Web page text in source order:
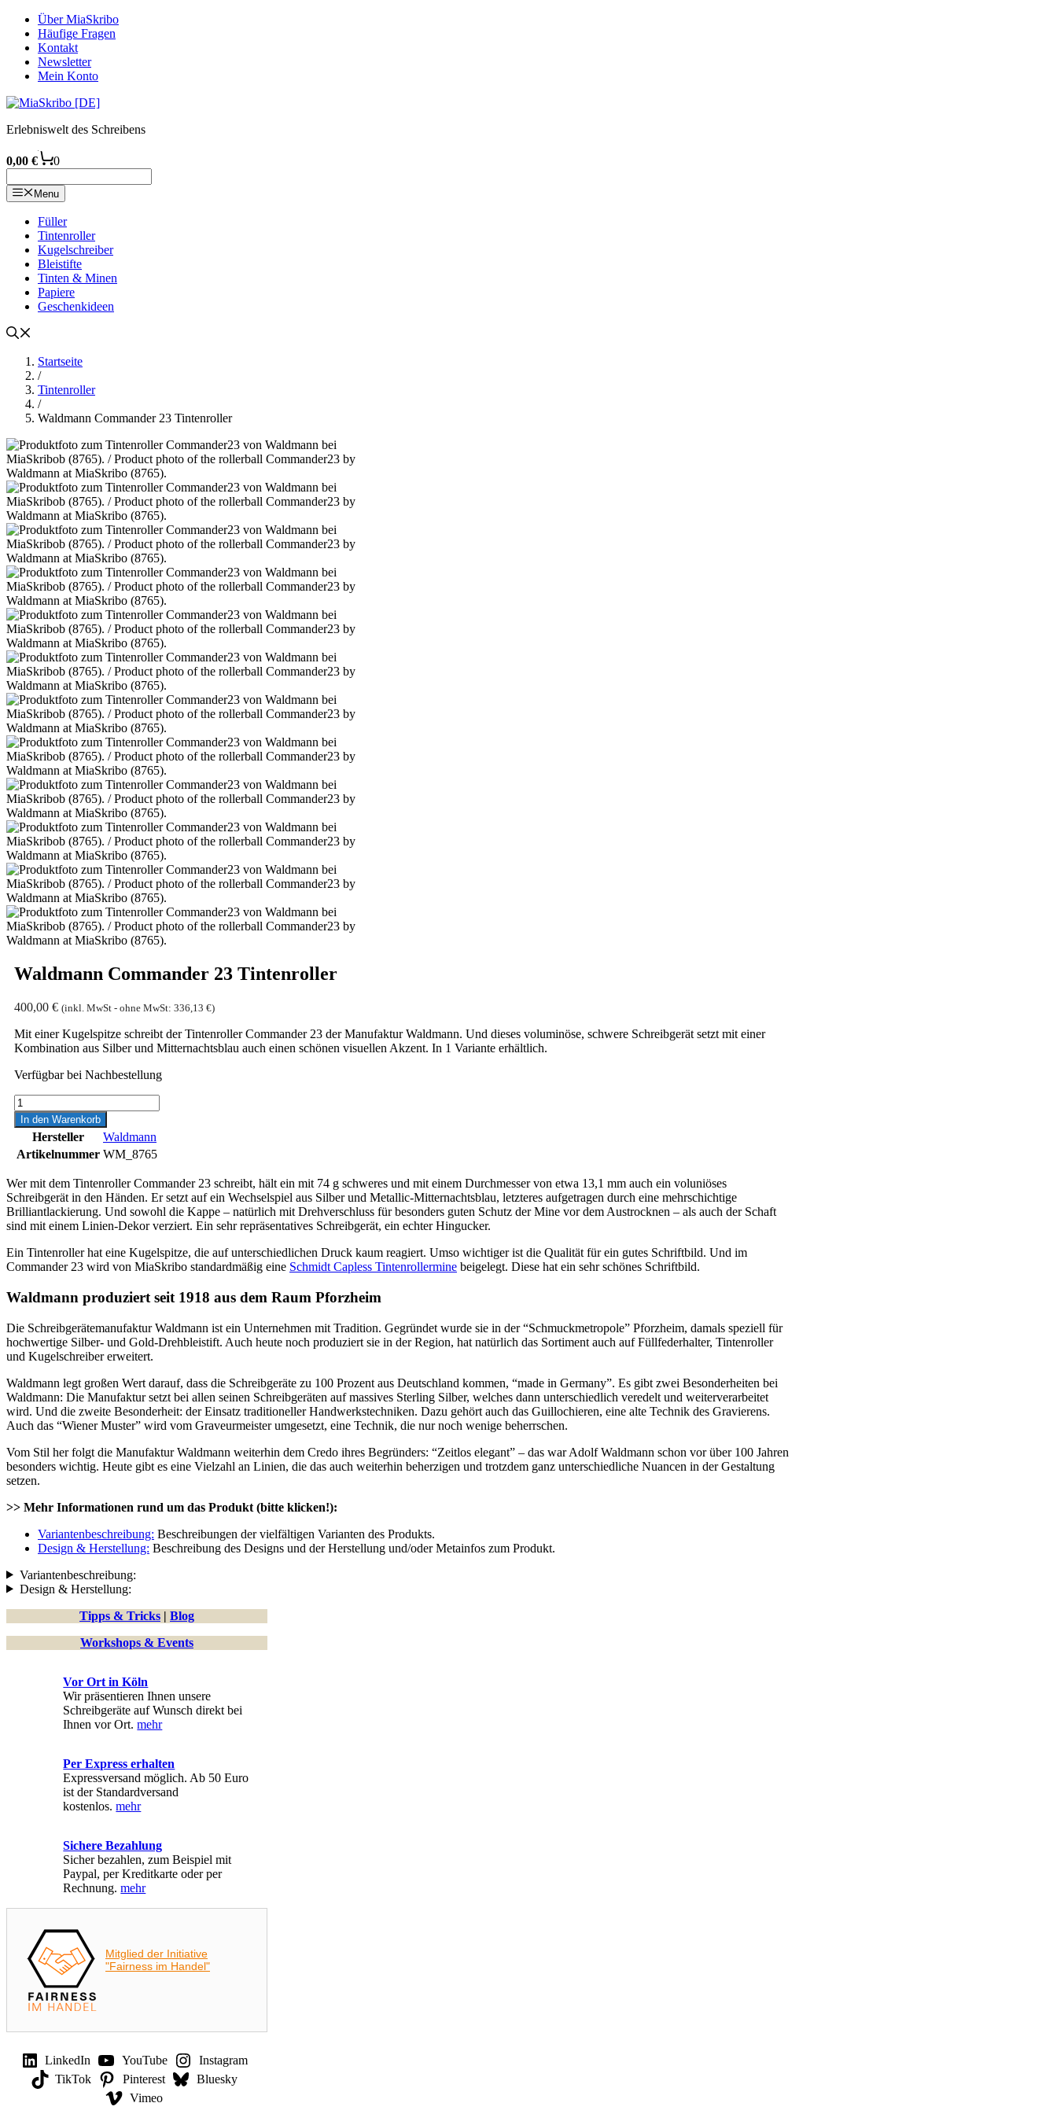
Zum
Inhalt
springen
Über MiaSkribo
Häufige Fragen
Kontakt
Newsletter
Mein Konto
Erlebniswelt des Schreibens
0,00 € 0
Menu
Füller
Tintenroller
Kugelschreiber
Bleistifte
Tinten & Minen
Papiere
Geschenkideen
Startseite
/
Tintenroller
/
Waldmann Commander 23 Tintenroller
Waldmann Commander 23 Tintenroller
400,00 € (inkl. MwSt - ohne MwSt: 336,13 €)
Mit einer Kugelspitze schreibt der Tintenroller Commander 23 der Manufaktur Waldmann. Und dieses voluminöse, schwere Schreibgerät setzt mit einer
Kombination aus Silber und Mitternachtsblau auch einen schönen visuellen Akzent. In 1 Variante erhältlich.
Verfügbar bei Nachbestellung
Waldmann
Commander
23
Tintenroller
Menge
In den Warenkorb
Hersteller
Waldmann
Artikelnummer WM_8765
Wer mit dem Tintenroller Commander 23 schreibt, hält ein mit 74 g schweres und mit einem Durchmesser von etwa 13,1 mm auch ein voluniöses
Schreibgerät in den Händen. Er setzt auf ein Wechselspiel aus Silber und Metallic-Mitternachtsblau, letzteres aufgetragen durch eine mehrschichtige
Brilliantlackierung. Und sowohl die Kappe – natürlich mit Drehverschluss für besonders guten Schutz der Mine vor dem Austrocknen – als auch der Schaft
sind mit einem Linien-Dekor verziert. Ein sehr repräsentatives Schreibgerät, ein echter Hingucker.
Ein Tintenroller hat eine Kugelspitze, die auf unterschiedlichen Druck kaum reagiert. Umso wichtiger ist die Qualität für ein gutes Schriftbild. Und im
Commander 23 wird von MiaSkribo standardmäßig eine Schmidt Capless Tintenrollermine beigelegt. Diese hat ein sehr schönes Schriftbild.
Waldmann produziert seit 1918 aus dem Raum Pforzheim
Die Schreibgerätemanufaktur Waldmann ist ein Unternehmen mit Tradition. Gegründet wurde sie in der “Schmuckmetropole” Pforzheim, damals speziell für
hochwertige Silber- und Gold-Drehbleistift. Auch heute noch produziert sie in der Region, hat natürlich das Sortiment auch auf Füllfederhalter, Tintenroller
und Kugelschreiber erweitert.
Waldmann legt großen Wert darauf, dass die Schreibgeräte zu 100 Prozent aus Deutschland kommen, “made in Germany”. Es gibt zwei Besonderheiten bei
Waldmann: Die Manufaktur setzt bei allen seinen Schreibgeräten auf massives Sterling Silber, welches dann unterschiedlich veredelt und weiterverarbeitet
wird. Und die zweite Besonderheit: der Einsatz traditioneller Handwerkstechniken. Dazu gehört auch das Guillochieren, eine alte Technik des Gravierens.
Auch das “Wiener Muster” wird vom Graveurmeister umgesetzt, eine Technik, die nur noch wenige beherrschen.
Vom Stil her folgt die Manufaktur Waldmann weiterhin dem Credo ihres Begründers: “Zeitlos elegant” – das war Adolf Waldmann schon vor über 100 Jahren
besonders wichtig. Heute gibt es eine Vielzahl an Linien, die das auch weiterhin beherzigen und trotzdem ganz unterschiedliche Nuancen in der Gestaltung
setzen.
>> Mehr Informationen rund um das Produkt (bitte klicken!):
Variantenbeschreibung: Beschreibungen der vielfältigen Varianten des Produkts.
Design & Herstellung: Beschreibung des Designs und der Herstellung und/oder Metainfos zum Produkt.
Variantenbeschreibung:
Design & Herstellung:
Tipps & Tricks | Blog
Workshops & Events
Vor Ort in Köln
Wir präsentieren Ihnen unsere
Schreibgeräte auf Wunsch direkt bei
Ihnen vor Ort.mehr
Per Express erhalten
Expressversand möglich. Ab 50 Euro
ist der Standardversand
kostenlos.mehr
Sichere Bezahlung
Sicher bezahlen, zum Beispiel mit
Paypal, per Kreditkarte oder per
Rechnung.mehr
Mitglied der Initiative
"Fairness im Handel"
LinkedIn YouTube
Instagram
TikTok
Pinterest
Bluesky
Vimeo